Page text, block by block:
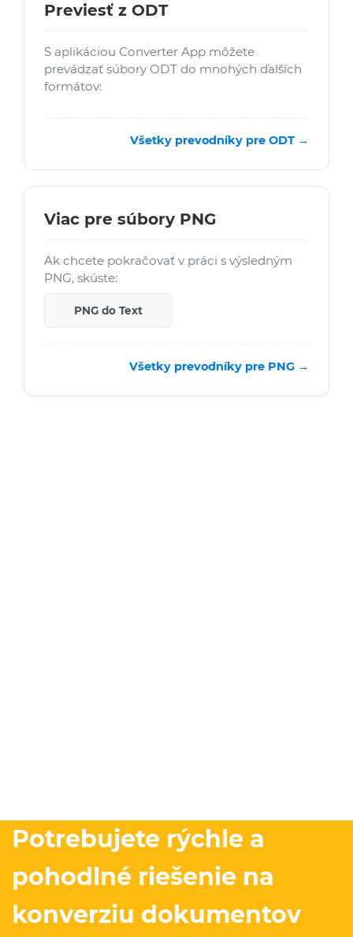
Previesť z ODT
S aplikáciou Converter App môžete
prevádzať súbory ODT do mnohých ďalších
formátov:
Všetky prevodníky pre ODT →
Viac pre súbory PNG
Ak chcete pokračovať v práci s výsledným
PNG, skúste:
PNG do Text
Všetky prevodníky pre PNG →
Potrebujete rýchle a
pohodlné riešenie na
konverziu dokumentov